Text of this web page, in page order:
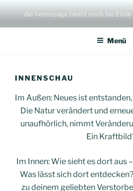
springen
die homepage bleibt noch bis Ende
Menü
INNENSCHAU
Im Außen: Neues ist
Die Natur verändert und
unaufhörlich, nimmt
Ein
Im Innen: Wie sieht es dort aus
Was lässt sich dort
zu deinem geliebten